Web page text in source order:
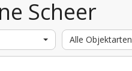
Scheer
Alle Objektarten